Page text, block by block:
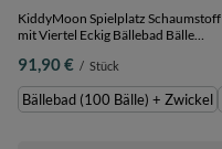
KiddyMoon Spielplatz Schaumstoff
mit Viertel Eckig Bällebad Bälle
hellgrau:grau/weiß/türkis, Bällebad
(100 Bälle) + Zwickel
91,90 € / Stück
Bällebad (100 Bälle) + Zwickel